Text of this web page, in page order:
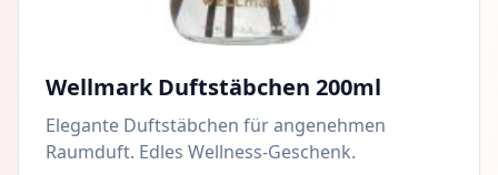
Wellmark Duftstäbchen 200ml
Elegante Duftstäbchen für angenehmen
Raumduft. Edles Wellness-Geschenk.